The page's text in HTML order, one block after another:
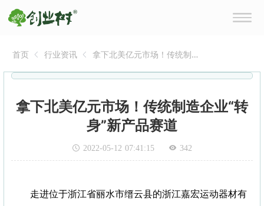
首页 行业资讯
拿下北美亿元市场！传统制
拿下北美亿元市场！传统制造企业“转
身”新产品赛道
2022-05-12 07:41:15 342
走进位于浙江省丽水市缙云县的浙江嘉宏运动器材有